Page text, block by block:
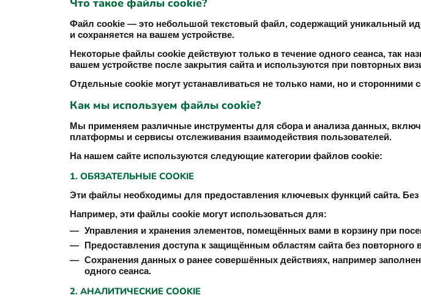
Что такое файлы cookie?
Файл cookie — это небольшой текстовый файл, содержащий уникальный
и сохраняется на вашем устройстве.
Некоторые файлы cookie действуют только в течение одного сеанса, так
вашем устройстве после закрытия сайта и используются при повторных
Отдельные cookie могут устанавливаться не только нами, но и сторонними
Как мы используем файлы cookie?
Мы применяем различные инструменты для сбора и анализа данных,
платформы и сервисы отслеживания взаимодействия пользователей.
На нашем сайте используются следующие категории файлов cookie:
1. ОБЯЗАТЕЛЬНЫЕ COOKIE
Эти файлы необходимы для предоставления ключевых функций сайта. Без
Например, эти файлы cookie могут использоваться для:
Управления и хранения элементов, помещённых вами в корзину при
Предоставления доступа к защищённым областям сайта без повторного
Сохранения данных о ранее совершённых действиях, например
одного сеанса.
2. АНАЛИТИЧЕСКИЕ COOKIE